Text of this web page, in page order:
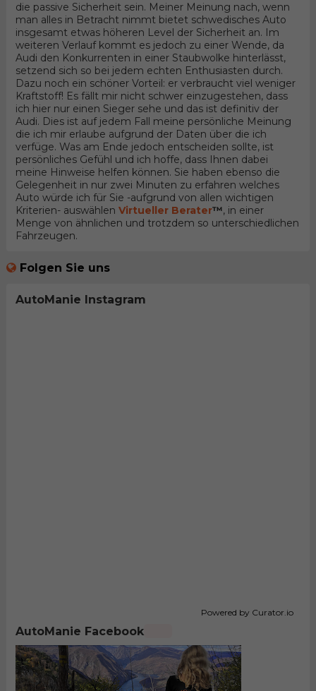
die passive Sicherheit sein. Meiner Meinung nach, wenn
man alles in Betracht nimmt bietet schwedisches Auto
insgesamt etwas höheren Level der Sicherheit an. Im
weiteren Verlauf kommt es jedoch zu einer Wende, da
Audi den Konkurrenten in einer Staubwolke hinterlässt,
setzend sich so bei jedem echten Enthusiasten durch.
Dazu noch ein schöner Vorteil: er verbraucht viel weniger
Kraftstoff! Es fällt mir nicht schwer einzugestehen, dass
ich hier nur einen Sieger sehe und das ist definitiv der
Audi. Dies ist auf jedem Fall meine persönliche Meinung
die ich mir erlaube aufgrund der Daten über die ich
verfüge. Was am Ende jedoch entscheiden sollte, ist
persönliches Gefühl und ich hoffe, dass Ihnen dabei
meine Hinweise helfen können. Sie haben ebenso die
Gelegenheit in nur zwei Minuten zu erfahren welches
Auto würde ich für Sie -aufgrund von allen wichtigen
Kriterien- auswählen Virtueller Berater™, in einer
Menge von ähnlichen und trotzdem so unterschiedlichen
Fahrzeugen.
Folgen Sie uns
AutoManie Instagram
Powered by Curator.io
AutoManie Facebook